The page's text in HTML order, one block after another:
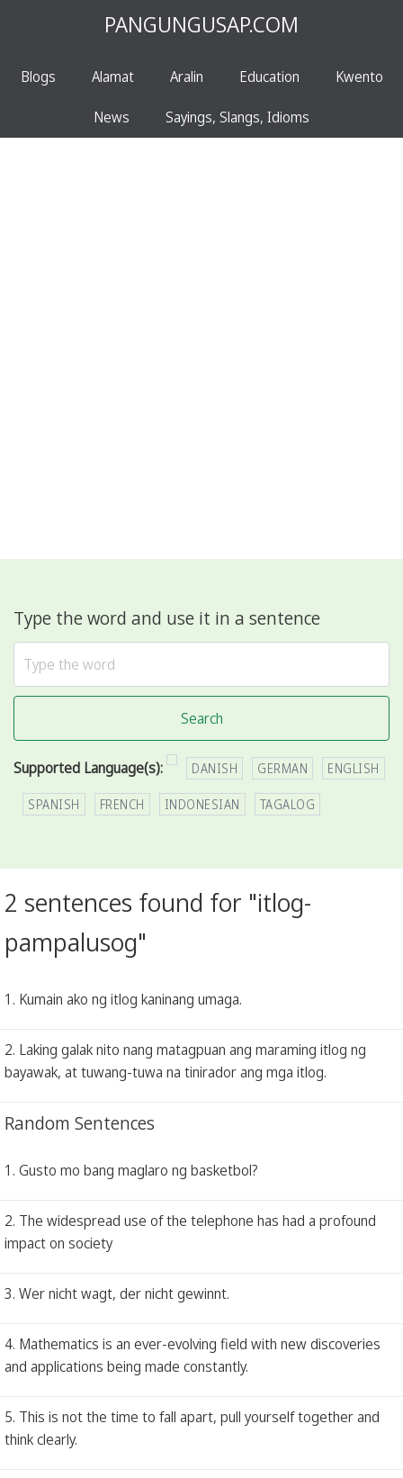
PANGUNGUSAP.COM
Blogs Alamat Aralin Education Kwento
News Sayings, Slangs, Idioms
Type the word and use it in a sentence
Search
Supported Language(s): DANISH GERMAN ENGLISH
SPANISH FRENCH INDONESIAN TAGALOG
2 sentences found for "itlog-
pampalusog"
1. Kumain ako ng itlog kaninang umaga.
2. Laking galak nito nang matagpuan ang maraming itlog ng
bayawak, at tuwang-tuwa na tinirador ang mga itlog.
Random Sentences
1. Gusto mo bang maglaro ng basketbol?
2. The widespread use of the telephone has had a profound
impact on society
3. Wer nicht wagt, der nicht gewinnt.
4. Mathematics is an ever-evolving field with new discoveries
and applications being made constantly.
5. This is not the time to fall apart, pull yourself together and
think clearly.